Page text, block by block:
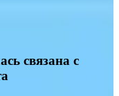
связана с